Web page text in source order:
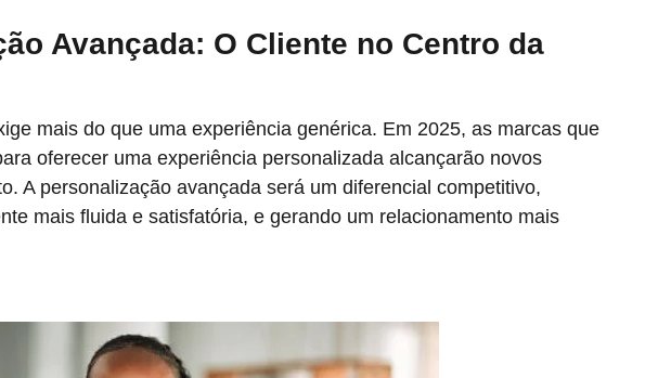
Avançada: O Cliente no Centro da
mais do que uma experiência genérica. Em 2025, as marcas que
oferecer uma experiência personalizada alcançarão novos
A personalização avançada será um diferencial competitivo,
mais fluida e satisfatória, e gerando um relacionamento mais